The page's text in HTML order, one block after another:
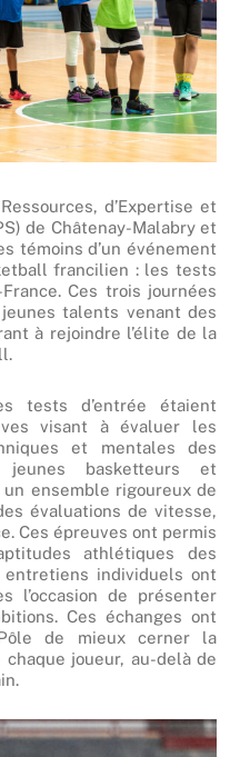
d’Expertise et
de Châtenay-Malabry et
témoins d’un événement
francilien : les tests
Ces trois journées
talents venant des
à rejoindre l’élite de la
tests d’entrée étaient
visant à évaluer les
et mentales des
basketteurs et
ensemble rigoureux de
évaluations de vitesse,
Ces épreuves ont permis
athlétiques des
individuels ont
l’occasion de présenter
Ces échanges ont
de mieux cerner la
joueur, au-delà de